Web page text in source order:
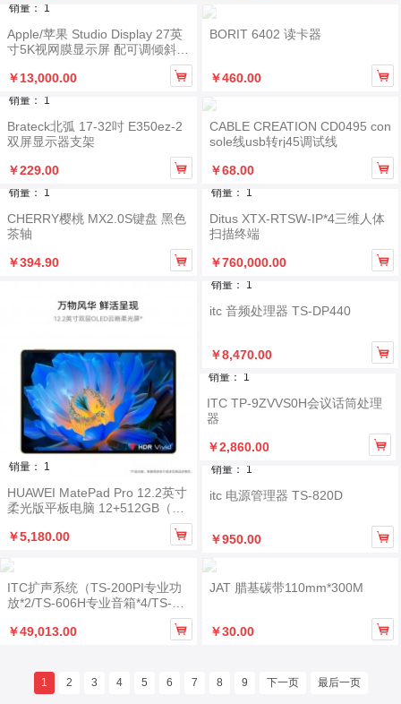
销量： 1
Apple/苹果 Studio Display 27英
寸5K视网膜显示屏 配可调倾斜度
￥13,000.00

BORIT 6402 读卡器
￥460.00 
销量： 1
Brateck北弧 17-32吋 E350ez-2
双屏显示器支架
￥229.00

CABLE CREATION CD0495 con
sole线usb转rj45调试线
￥68.00

销量： 1
CHERRY樱桃 MX2.0S键盘 黑色
茶轴
￥394.90

销量： 1
Ditus XTX-RTSW-IP*4三维人体
扫描终端
￥760,000.00

销量： 1
HUAWEI MatePad Pro 12.2英寸
柔光版平板电脑 12+512GB（含
￥5,180.00

销量： 1
itc 音频处理器 TS-DP440
￥8,470.00 
销量： 1
ITC TP-9ZVVS0H会议话筒处理
器
￥2,860.00

销量： 1
itc 电源管理器 TS-820D
￥950.00 
ITC扩声系统（TS-200PI专业功
放*2/TS-606H专业音箱*4/TS-02
B支架*TS-P440音频处理器/TS-1
4PFX-4调音台/T-526UH无线话
￥49,013.00 
JAT 腊基碳带110mm*300M
￥30.00 
1 2 3 4 5 6 7 8 9 下一页 最后一页